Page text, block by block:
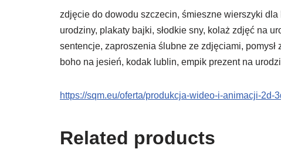
zdjęcie do dowodu szczecin, śmieszne wierszyki
urodziny, plakaty bajki, słodkie sny, kolaż zdjęć na
sentencje, zaproszenia ślubne ze zdjęciami,
boho na jesień, kodak lublin, empik prezent na
https://sqm.eu/oferta/produkcja-wideo-i-animacji-2d-
Related products